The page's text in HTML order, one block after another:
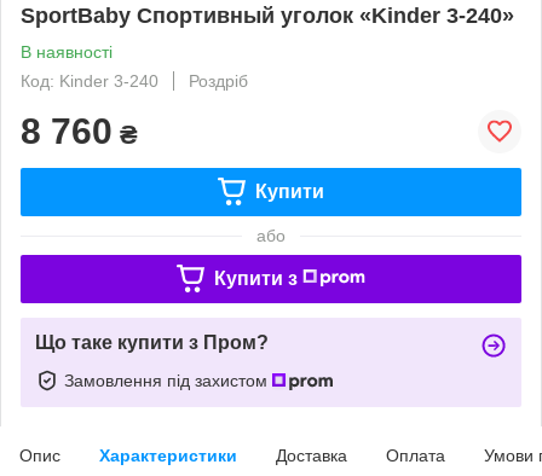
SportBaby Спортивный уголок «Kinder 3-240»
В наявності
Код: Kinder 3-240
Роздріб
8 760 ₴
Купити
або
Купити з
Що таке купити з Пром?
Замовлення під захистом
Опис Характеристики Доставка Оплата Умови